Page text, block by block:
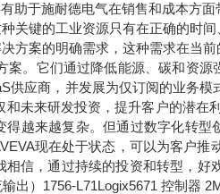
助于施耐德电气在销售和成本方
关键的工业资源只有在正确的时
方案的明确需求，这种需求在当
。它们通过降低能源、碳和资
应商，并发展为仅订阅的业务
未来研发投资，提升客户的潜在
越来越复杂。但通过数字化转
现在处于状态，可以为客户推
信，通过持续的投资和转型，好
出）1756-L71Logix5671 控制器